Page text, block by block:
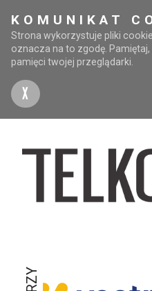
KOMUNIKAT
Strona wykorzystuje pliki
oznacza na to zgodę.
pamięci twojej przeglądarki.
X